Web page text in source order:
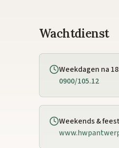
Wachtdienst
Weekdagen na
0900/105.12
Weekends &